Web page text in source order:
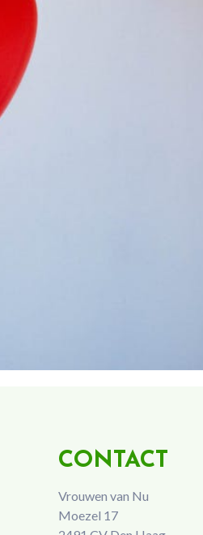
CONTACT
Vrouwen van Nu
Moezel 17